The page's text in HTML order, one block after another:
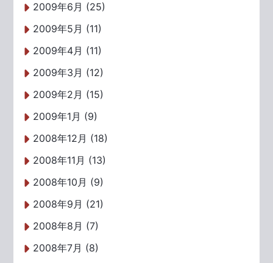
2009年6月 (25)
2009年5月 (11)
2009年4月 (11)
2009年3月 (12)
2009年2月 (15)
2009年1月 (9)
2008年12月 (18)
2008年11月 (13)
2008年10月 (9)
2008年9月 (21)
2008年8月 (7)
2008年7月 (8)